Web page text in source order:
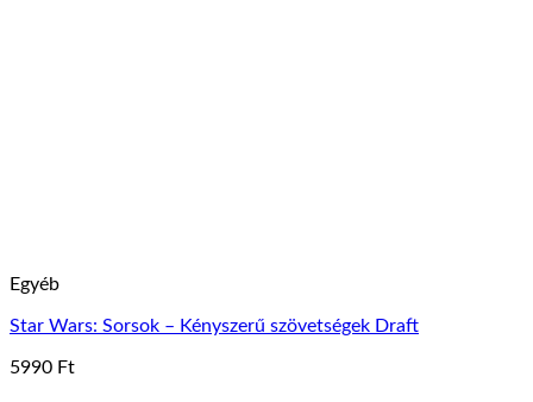
Egyéb
Star Wars: Sorsok – Kényszerű szövetségek Draft
5990 Ft